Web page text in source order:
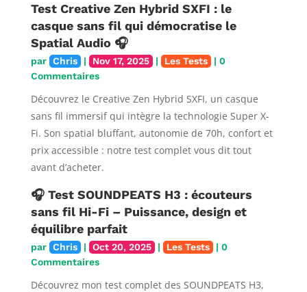
Test Creative Zen Hybrid SXFI : le
casque sans fil qui démocratise le
Spatial Audio 🎧
par Chris | Nov 17, 2025 | Les Tests | 0
Commentaires
Découvrez le Creative Zen Hybrid SXFI, un casque
sans fil immersif qui intègre la technologie Super X-
Fi. Son spatial bluffant, autonomie de 70h, confort et
prix accessible : notre test complet vous dit tout
avant d’acheter.
🎧 Test SOUNDPEATS H3 : écouteurs
sans fil Hi-Fi – Puissance, design et
équilibre parfait
par Chris | Oct 20, 2025 | Les Tests | 0
Commentaires
Découvrez mon test complet des SOUNDPEATS H3,